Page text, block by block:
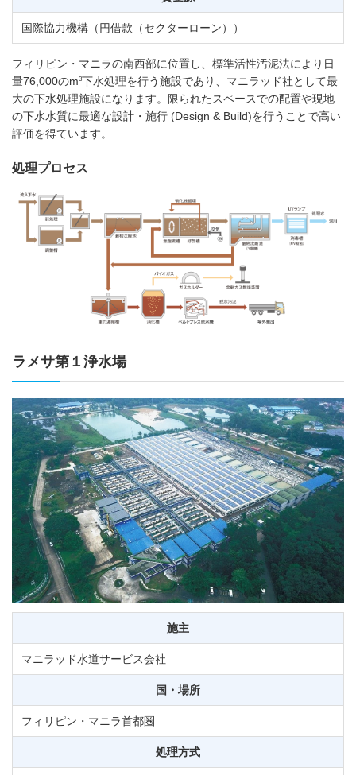
国際協力機構（円借款（セクターローン））
フィリピン・マニラの南西部に位置し、標準活性汚泥法により日
量76,000のm3下水処理を行う施設であり、マニラッド社として最
大の下水処理施設になります。限られたスペースでの配置や現地
の下水水質に最適な設計・施行 (Design & Build)を行うことで高い
評価を得ています。
処理プロセス
ラメサ第１浄水場
施主
マニラッド水道サービス会社
国・場所
フィリピン・マニラ首都圏
処理方式